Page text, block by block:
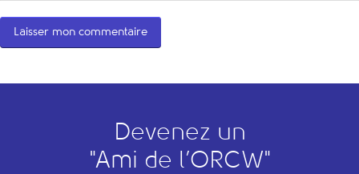
Devenez un
"Ami de l’ORCW"